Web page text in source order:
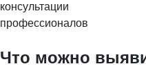
консультации
профессионалов
Что можно